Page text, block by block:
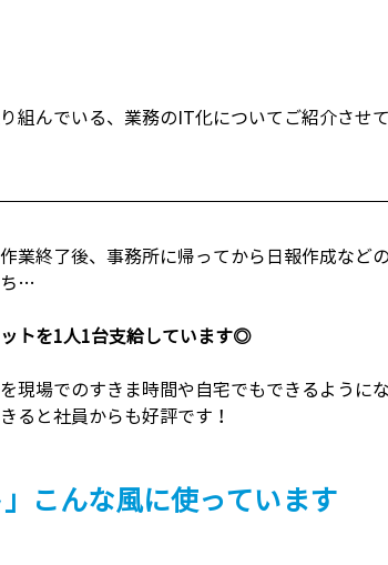
組んでいる、業務のIT化についてご紹介させ
業終了後、事務所に帰ってから日報作成など
ち…
トを1人1台支給しています◎
現場でのすきま時間や自宅でもできるように
ると社員からも好評です！
」こんな風に使っています